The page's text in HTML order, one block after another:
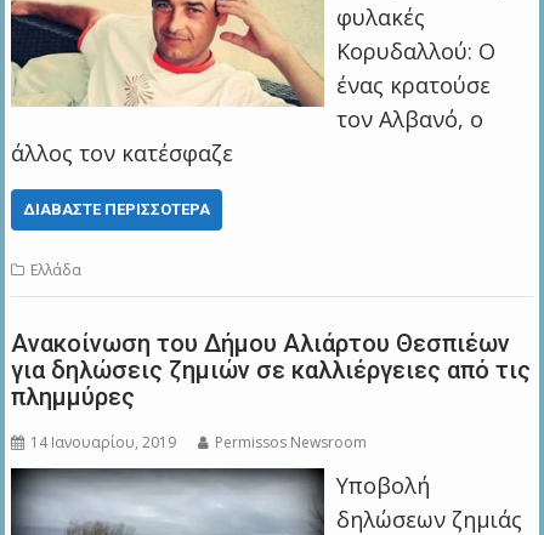
φυλακές
Κορυδαλλού: Ο
ένας κρατούσε
τον Αλβανό, ο
άλλος τον κατέσφαζε
ΔΙΑΒΆΣΤΕ ΠΕΡΙΣΣΌΤΕΡΑ
Ελλάδα
Ανακοίνωση του Δήμου Aλιάρτου Θεσπιέων
για δηλώσεις ζημιών σε καλλιέργειες από τις
πλημμύρες
14 Ιανουαρίου, 2019 Permissos Newsroom
Υποβολή
δηλώσεων ζημιάς